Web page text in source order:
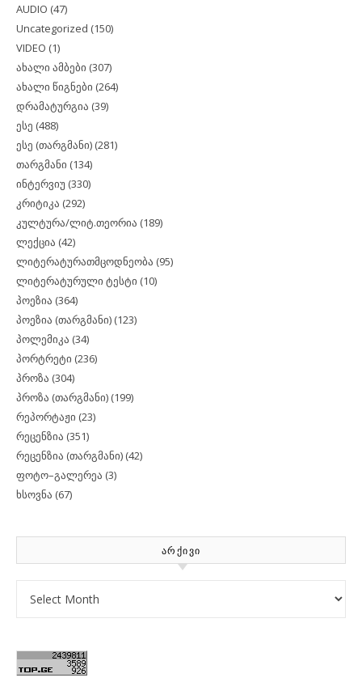
AUDIO (47)
Uncategorized (150)
VIDEO (1)
ახალი ამბები (307)
ახალი წიგნები (264)
დრამატურგია (39)
ესე (488)
ესე (თარგმანი) (281)
თარგმანი (134)
ინტერვიუ (330)
კრიტიკა (292)
კულტურა/ლიტ.თეორია (189)
ლექცია (42)
ლიტერატურათმცოდნეობა (95)
ლიტერატურული ტესტი (10)
პოეზია (364)
პოეზია (თარგმანი) (123)
პოლემიკა (34)
პორტრეტი (236)
პროზა (304)
პროზა (თარგმანი) (199)
რეპორტაჟი (23)
რეცენზია (351)
რეცენზია (თარგმანი) (42)
ფოტო–გალერეა (3)
ხსოვნა (67)
ᲐᲠᲥᲘᲕᲘ